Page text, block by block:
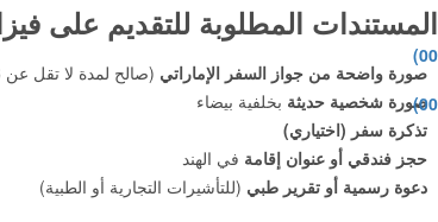
المستندات المطلوبة للتقديم على فيزا
صورة واضحة من جواز السفر الإماراتي (صالح لمدة لا تقل عن 6 أشهر)
صورة شخصية حديثة بخلفية بيضاء
تذكرة سفر (اختياري)
حجز فندقي أو عنوان إقامة في الهند
دعوة رسمية أو تقرير طبي (للتأشيرات التجارية أو الطبية)